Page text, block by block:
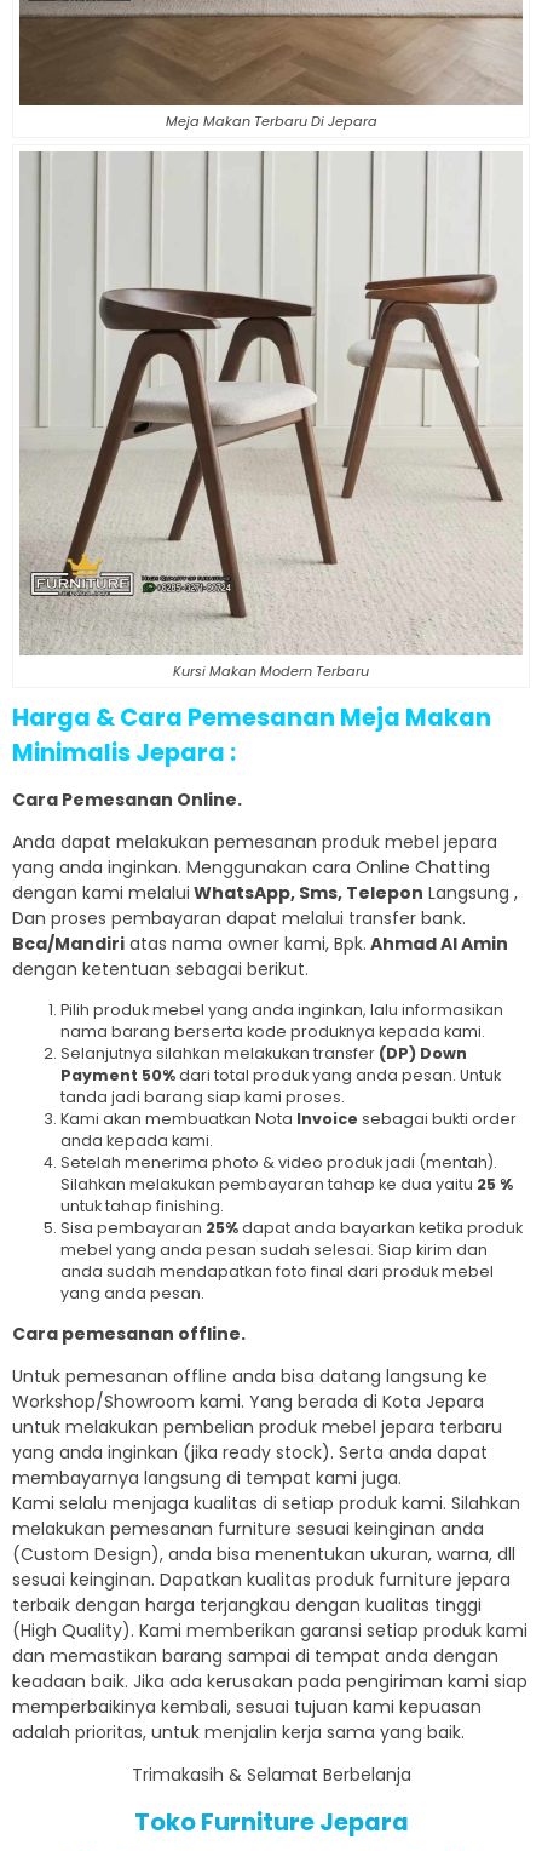
Meja Makan Terbaru Di Jepara
Kursi Makan Modern Terbaru
Harga & Cara Pemesanan Meja Makan
Minimalis Jepara :
Cara Pemesanan Online.
Anda dapat melakukan pemesanan produk mebel jepara
yang anda inginkan. Menggunakan cara Online Chatting
dengan kami melalui WhatsApp, Sms, Telepon Langsung ,
Dan proses pembayaran dapat melalui transfer bank.
Bca/Mandiri atas nama owner kami, Bpk. Ahmad Al Amin
dengan ketentuan sebagai berikut.
Pilih produk mebel yang anda inginkan, lalu informasikan
nama barang berserta kode produknya kepada kami.
Selanjutnya silahkan melakukan transfer (DP) Down
Payment 50%dari total produk yang anda pesan. Untuk
tanda jadi barang siap kami proses.
Kami akan membuatkan Nota Invoice sebagai bukti order
anda kepada kami.
Setelah menerima photo & video produk jadi (mentah).
Silahkan melakukan pembayaran tahap ke dua yaitu 25 %
untuk tahap finishing.
Sisa pembayaran 25%dapat anda bayarkan ketika produk
mebel yang anda pesan sudah selesai. Siap kirim dan
anda sudah mendapatkan foto final dari produk mebel
yang anda pesan.
Cara pemesanan offline.
Untuk pemesanan offline anda bisa datang langsung ke
Workshop/Showroom kami. Yang berada di Kota Jepara
untuk melakukan pembelian produk mebel jepara terbaru
yang anda inginkan (jika ready stock). Serta anda dapat
membayarnya langsung di tempat kami juga.
Kami selalu menjaga kualitas di setiap produk kami. Silahkan
melakukan pemesanan furniture sesuai keinginan anda
(Custom Design), anda bisa menentukan ukuran, warna, dll
sesuai keinginan. Dapatkan kualitas produk furniture jepara
terbaik dengan harga terjangkau dengan kualitas tinggi
(High Quality). Kami memberikan garansi setiap produk kami
dan memastikan barang sampai di tempat anda dengan
keadaan baik. Jika ada kerusakan pada pengiriman kami siap
memperbaikinya kembali, sesuai tujuan kami kepuasan
adalah prioritas, untuk menjalin kerja sama yang baik.
Trimakasih & Selamat Berbelanja
Toko Furniture Jepara